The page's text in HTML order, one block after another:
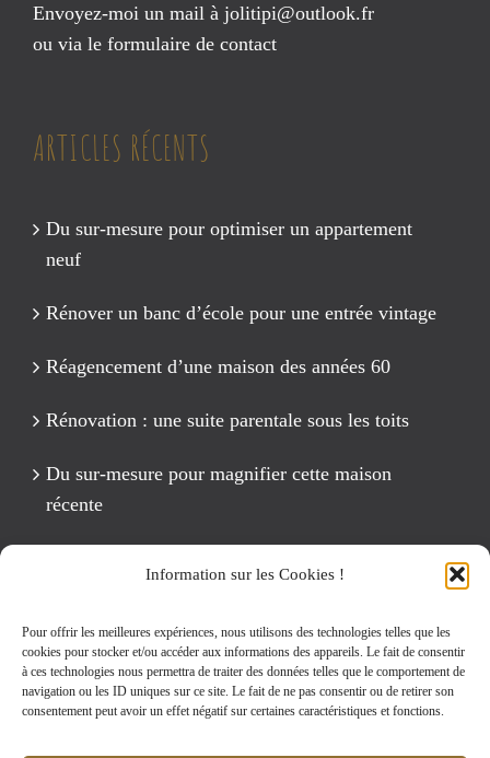
Information sur les Cookies !
Pour offrir les meilleures expériences, nous utilisons des technologies telles que les
cookies pour stocker et/ou accéder aux informations des appareils. Le fait de consentir
à ces technologies nous permettra de traiter des données telles que le comportement de
navigation ou les ID uniques sur ce site. Le fait de ne pas consentir ou de retirer son
consentement peut avoir un effet négatif sur certaines caractéristiques et fonctions.
Envoyez-moi un mail à jolitipi@outlook.fr
ou via le formulaire de contact
ARTICLES RÉCENTS
Du sur-mesure pour optimiser un appartement
neuf
Rénover un banc d’école pour une entrée vintage
Réagencement d’une maison des années 60
Rénovation : une suite parentale sous les toits
Du sur-mesure pour magnifier cette maison
récente
Rechercher: